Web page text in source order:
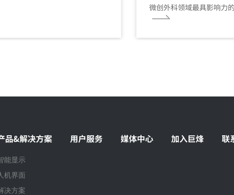
微创外科领域最具影响力
届大会汇聚了世界顶尖外
品&解决方案
能显示
机界面
决方案
用户服务 媒体中心 加入巨烽 联